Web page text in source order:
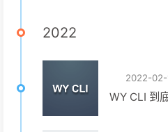
2022
2022-02-
WY CLI 到